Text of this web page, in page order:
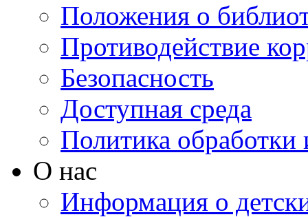
Положения о
Противодействие
Безопасность
Доступная среда
Политика
О нас
Информация о